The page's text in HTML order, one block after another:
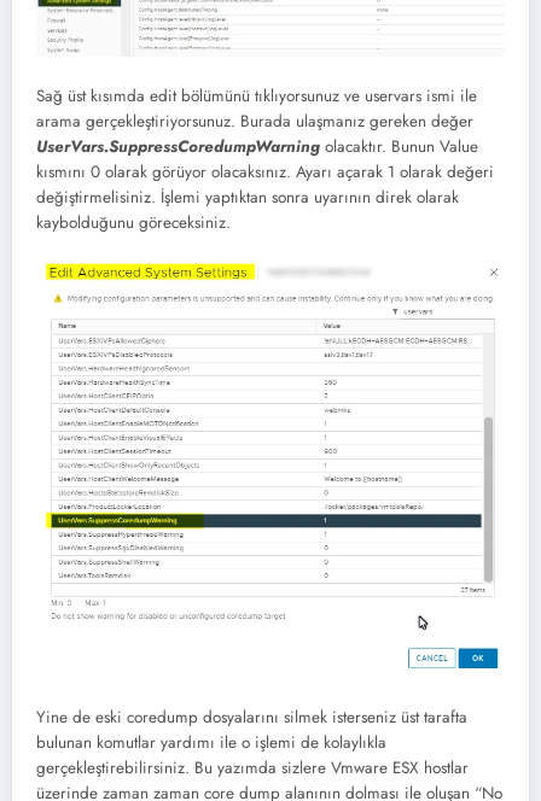
Sağ üst kısımda edit bölümünü tıklıyorsunuz ve uservars ismi ile
arama gerçekleştiriyorsunuz. Burada ulaşmanız gereken değer
UserVars.SuppressCoredumpWarning olacaktır. Bunun Value
kısmını 0 olarak görüyor olacaksınız. Ayarı açarak 1 olarak değeri
değiştirmelisiniz. İşlemi yaptıktan sonra uyarının direk olarak
kaybolduğunu göreceksiniz.
Yine de eski coredump dosyalarını silmek isterseniz üst tarafta
bulunan komutlar yardımı ile o işlemi de kolaylıkla
gerçekleştirebilirsiniz. Bu yazımda sizlere Vmware ESX hostlar
üzerinde zaman zaman core dump alanının dolması ile oluşan “No